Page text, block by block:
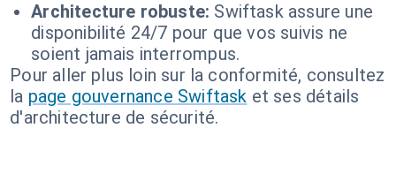
Architecture robuste: Swiftask assure une
disponibilité 24/7 pour que vos suivis ne
soient jamais interrompus.
Pour aller plus loin sur la conformité, consultez
la page gouvernance Swiftask et ses détails
d'architecture de sécurité.